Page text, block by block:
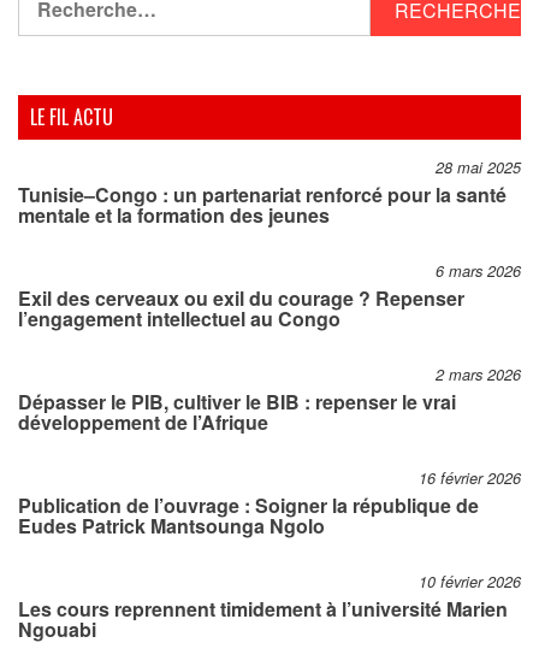
LE FIL ACTU
28 mai 2025
Tunisie–Congo : un partenariat renforcé pour la santé
mentale et la formation des jeunes
6 mars 2026
Exil des cerveaux ou exil du courage ? Repenser
l’engagement intellectuel au Congo
2 mars 2026
Dépasser le PIB, cultiver le BIB : repenser le vrai
développement de l’Afrique
16 février 2026
Publication de l’ouvrage : Soigner la république de
Eudes Patrick Mantsounga Ngolo
10 février 2026
Les cours reprennent timidement à l’université Marien
Ngouabi